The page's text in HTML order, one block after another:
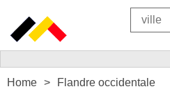
Home Flandre occidentale